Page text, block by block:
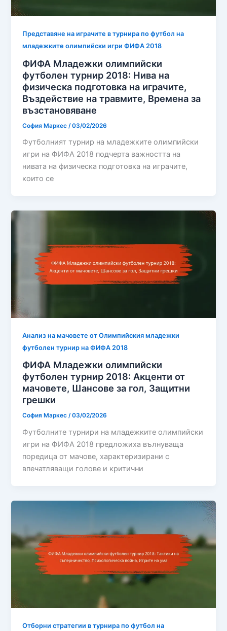
Представяне на играчите в турнира по футбол на
младежките олимпийски игри ФИФА 2018
ФИФА Младежки олимпийски
футболен турнир 2018: Нива на
физическа подготовка на играчите,
Въздействие на травмите, Времена за
възстановяване
София Маркес /03/02/2026
Футболният турнир на младежките олимпийски
игри на ФИФА 2018 подчерта важността на
нивата на физическа подготовка на играчите,
които се
Анализ на мачовете от Олимпийския младежки
футболен турнир на ФИФА 2018
ФИФА Младежки олимпийски
футболен турнир 2018: Акценти от
мачовете, Шансове за гол, Защитни
грешки
София Маркес/03/02/2026
Футболните турнири на младежките олимпийски
игри на ФИФА 2018 предложиха вълнуваща
поредица от мачове, характеризирани с
впечатляващи голове и критични
Отборни стратегии в турнира по футбол на